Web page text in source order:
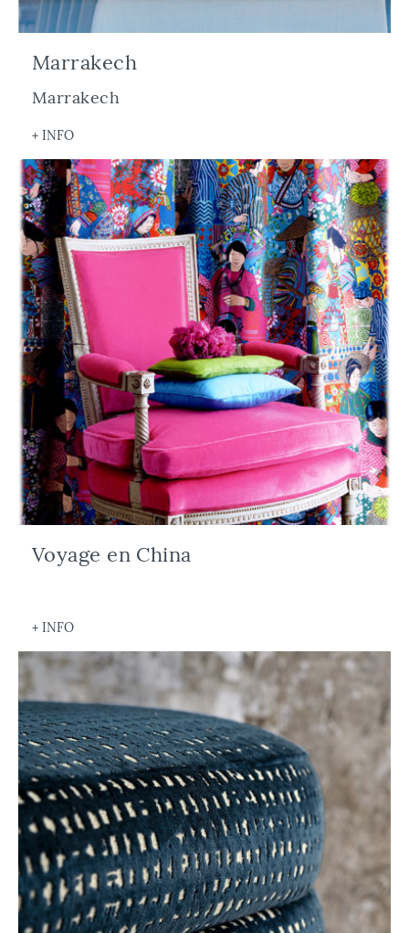
Marrakech
Marrakech
+ INFO
Voyage en China
+ INFO